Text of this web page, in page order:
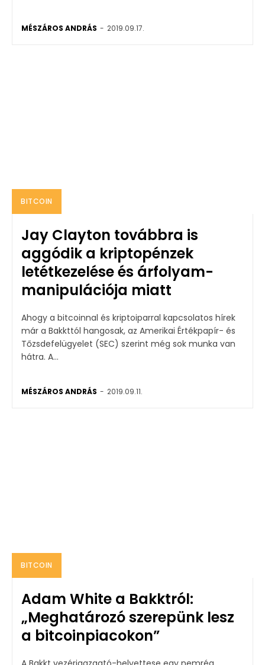
MÉSZÁROS ANDRÁS - 2019.09.17.
BITCOIN
Jay Clayton továbbra is
aggódik a kriptopénzek
letétkezelése és árfolyam-
manipulációja miatt
Ahogy a bitcoinnal és kriptoiparral kapcsolatos hírek
már a Bakkttól hangosak, az Amerikai Értékpapír- és
Tőzsdefelügyelet (SEC) szerint még sok munka van
hátra. A...
MÉSZÁROS ANDRÁS - 2019.09.11.
BITCOIN
Adam White a Bakktról:
„Meghatározó szerepünk lesz
a bitcoinpiacokon”